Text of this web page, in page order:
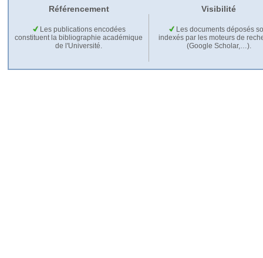
Référencement Visibilité
Les publications encodées
constituent la bibliographie académique
de l'Université.
Les documents déposés
indexés par les moteurs de
(Google Scholar,…).